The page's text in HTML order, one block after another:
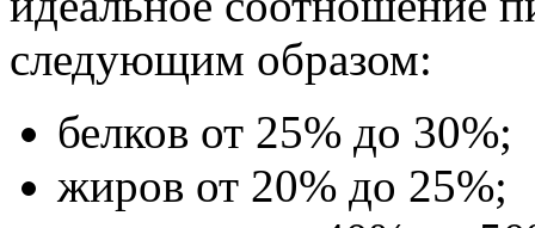
следующим образом:
белков от 25% до 30%;
жиров от 20% до 25%;